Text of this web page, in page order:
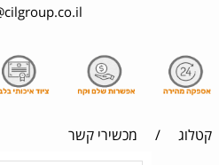
קטלוג / מכשירי קשר